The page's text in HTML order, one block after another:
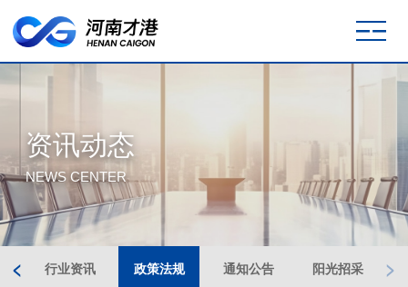
资讯动态
NEWS CENTER
行业资讯 政策法规 通知公告 阳光招采
< >